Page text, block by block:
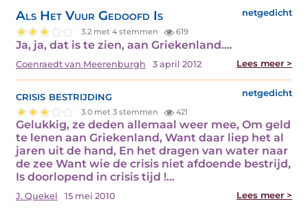
Als Het Vuur Gedoofd Is netgedicht
3.2 met 4 stemmen 619
Ja, ja, dat is te zien, aan Griekenland.…
Coenraedt van Meerenburgh 3 april 2012 Lees meer >
crisis bestrijding netgedicht
3.0 met 3 stemmen 421
Gelukkig, ze deden allemaal weer mee, Om geld
te lenen aan Griekenland, Want daar liep het al
jaren uit de hand, En het dragen van water naar
de zee Want wie de crisis niet afdoende bestrijd,
Is doorlopend in crisis tijd !…
J. Quekel 15 mei 2010 Lees meer >